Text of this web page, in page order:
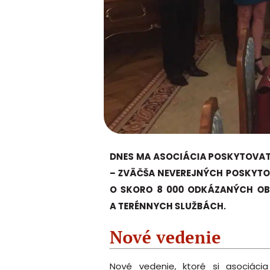
DNES MA ASOCIÁCIA
– ZVÄČŠA NEVEREJNÝCH
O SKORO 8 000 ODKÁZANÝCH
A TERÉNNYCH SLUŽBÁCH.
Nové vedenie
Nové vedenie, ktoré si